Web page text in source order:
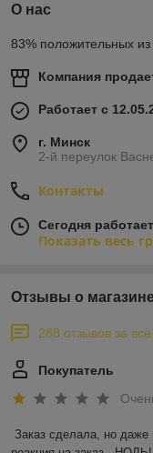
О нас
83% положительных из
Компания
Работает с
г. Минск
2-й переулок
Контакты
Сегодня
Показать весь
Отзывы о
288 отзывов за
Покупатель
Заказ сделала, но даже